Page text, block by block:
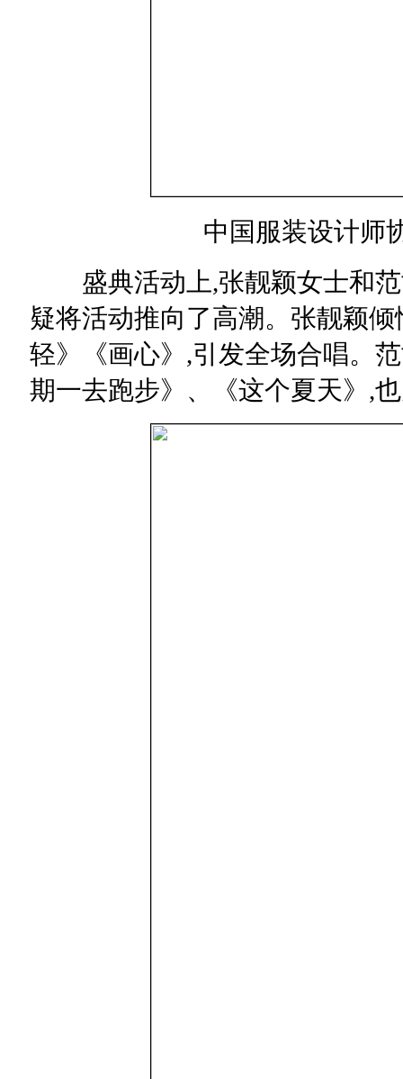
中国服装设计师协
盛典活动上,张靓颖女士和范
疑将活动推向了高潮。张靓颖
轻》《画心》,引发全场合唱。
期一去跑步》、《这个夏天》,